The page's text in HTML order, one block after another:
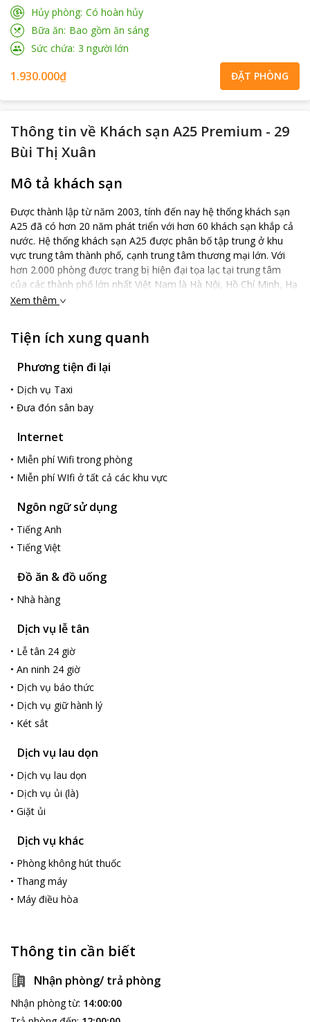
Hủy phòng Có hoàn hủy
Bữa ăn Bao gồm ăn sáng
Sức chứa 3 người lớn
1.930.000₫ ĐẶT PHÒNG
Thông tin về Khách sạn A25 Premium - 29
Bùi Thị Xuân
Mô tả khách sạn
Được thành lập từ năm 2003, tính đến nay hệ thống khách sạn
A25 đã có hơn 20 năm phát triển với hơn 60 khách sạn khắp cả
nước. Hệ thống khách sạn A25 được phân bố tập trung ở khu
vực trung tâm thành phố, cạnh trung tâm thương mại lớn. Với
hơn 2.000 phòng được trang bị hiện đại tọa lạc tại trung tâm
của các thành phố lớn nhất Việt Nam là Hà Nội, Hồ Chí Minh, Hạ
Long, Đà Nẵng, Đà Lạt.... Mọi phòng nghỉ thuộc chuỗi khách sạn
mặt, kem đánh răng, bàn chải đánh răng, dao cạo râu, mũ trùm
có thể tận hưởng kỳ nghỉ trọn vẹn như đang chính trong ngôi
nhà của mình Hệ thống khách sạn A25 - sự lựa chọn hoàn hảo
cho chuyến đi của bạn
Xem thêm
Tiện ích xung quanh
Phương tiện đi lại
• Dịch vụ Taxi
• Đưa đón sân bay
Internet
• Miễn phí Wifi trong phòng
• Miễn phí WIfi ở tất cả các khu vực
Ngôn ngữ sử dụng
• Tiếng Anh
• Tiếng Việt
Đồ ăn & đồ uống
• Nhà hàng
Dịch vụ lễ tân
• Lễ tân 24 giờ
• An ninh 24 giờ
• Dịch vụ báo thức
• Dịch vụ giữ hành lý
• Két sắt
Dịch vụ lau dọn
• Dịch vụ lau dọn
• Dịch vụ ủi (là)
• Giặt ủi
Dịch vụ khác
• Phòng không hút thuốc
• Thang máy
• Máy điều hòa
Thông tin cần biết
Nhận phòng/ trả phòng
Nhận phòng từ: 14:00:00